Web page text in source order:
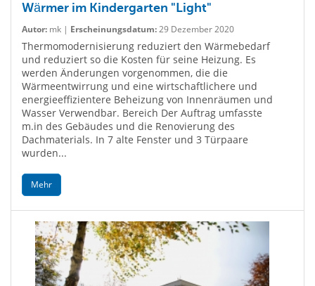
Wärmer im Kindergarten "Light"
Autor: mk | Erscheinungsdatum:29 Dezember 2020
Thermomodernisierung reduziert den Wärmebedarf
und reduziert so die Kosten für seine Heizung. Es
werden Änderungen vorgenommen, die die
Wärmeentwirrung und eine wirtschaftlichere und
energieeffizientere Beheizung von Innenräumen und
Wasser Verwendbar. Bereich Der Auftrag umfasste
m.in des Gebäudes und die Renovierung des
Dachmaterials. In 7 alte Fenster und 3 Türpaare
wurden...
Mehr